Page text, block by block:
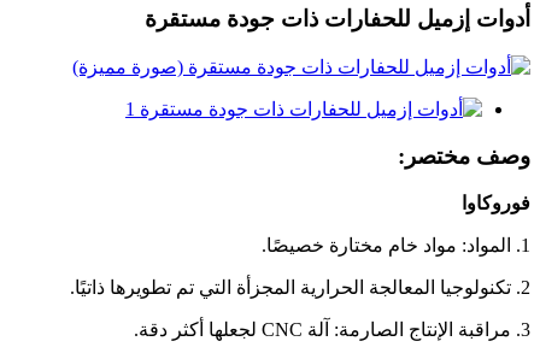
أدوات إزميل للحفارات ذات جودة مستقرة
وصف مختصر:
فوروكاوا
1. المواد: مواد خام مختارة خصيصًا.
2. تكنولوجيا المعالجة الحرارية المجزأة التي تم تطويرها ذاتيًا.
3. مراقبة الإنتاج الصارمة: آلة CNC لجعلها أكثر دقة.